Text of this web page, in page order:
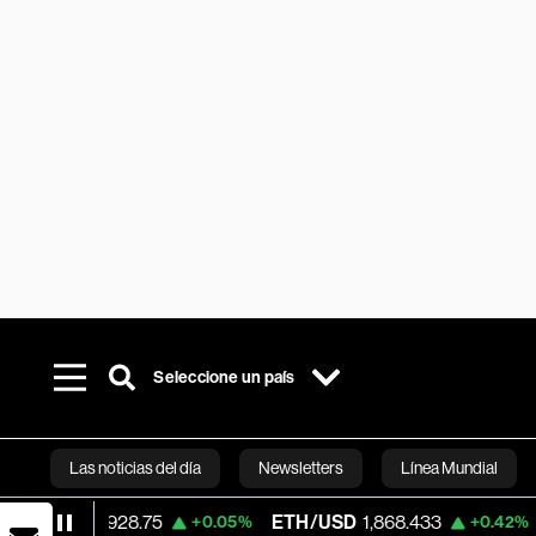
Seleccione un país
Las noticias del día Newsletters Línea Mundial
Bloomberg
+0.05% ETH/USD 1,868.433 +0.42% Visa 366.13